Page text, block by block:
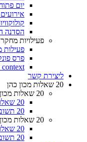
יום
הסדנה
פעילויות
פעילות
פרס
context
ליצירת קשר
20 שאלות מכון כהן
20 שאלות מכון כהן - מחזור 2
20 שאלות - מחזור 2
20 תשובות - מחזור 2
20 שאלות מכון כהן - מחזור 1
20 שאלות - מחזור 1
20 תשובות - מחזור 1